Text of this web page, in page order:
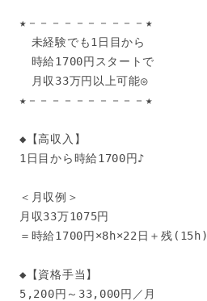
★－－－－－－－－－－★
未経験でも1日目から
時給1700円スタートで
月収33万円以上可能◎
★－－－－－－－－－－★
◆【高収入】
1日目から時給1700円♪
＜月収例＞
月収33万1075円
＝時給1700円×8h×22日＋残(15h)
◆【資格手当】
5,200円～33,000円／月